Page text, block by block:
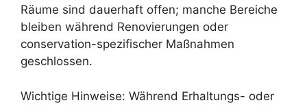
Räume sind dauerhaft offen; manche Bereiche
bleiben während Renovierungen oder
conservation-spezifischer Maßnahmen
geschlossen.
Wichtige Hinweise: Während Erhaltungs- oder